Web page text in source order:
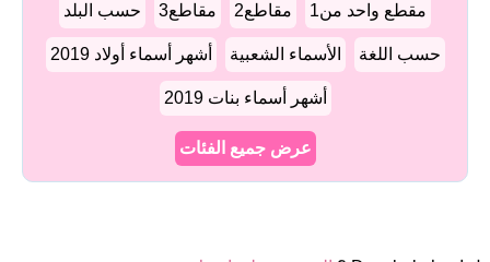
مقطع واحد من1 مقاطع2 مقاطع3 حسب البلد
حسب اللغة الأسماء الشعبية أشهر أسماء أولاد 2019
أشهر أسماء بنات 2019
عرض جميع الفئات